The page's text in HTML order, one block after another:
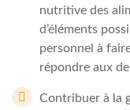
nutritive des
d’éléments
personnel à
répondre aux
Contribuer à la